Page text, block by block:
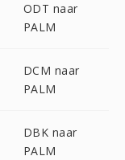
ODT naar
PALM
DCM naar
PALM
DBK naar
PALM